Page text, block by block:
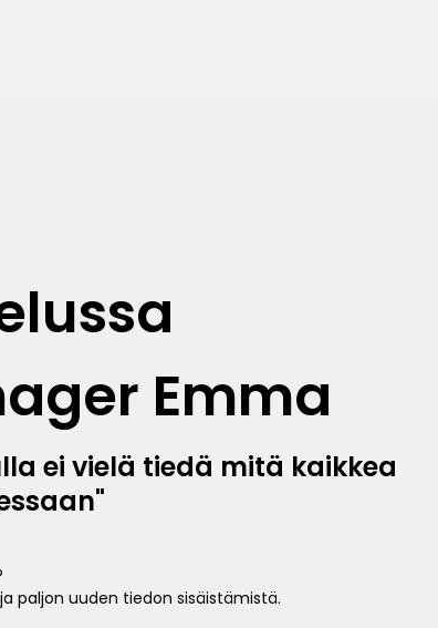
Emma
ei vielä tiedä mitä kaikkea
paljon uuden tiedon sisäistämistä.